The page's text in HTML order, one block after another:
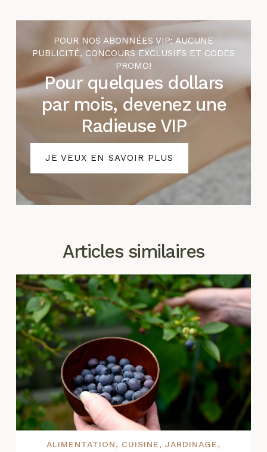
POUR NOS ABONNÉES VIP: AUCUNE
PUBLICITÉ, CONCOURS EXCLUSIFS ET CODES
PROMO!
Pour quelques dollars
par mois, devenez une
Radieuse VIP
JE VEUX EN SAVOIR PLUS
Articles similaires
ALIMENTATION, CUISINE, JARDINAGE,